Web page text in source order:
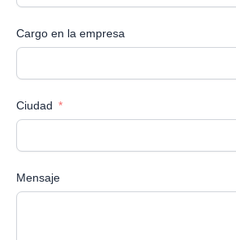
Cargo en la empresa
Ciudad
Mensaje